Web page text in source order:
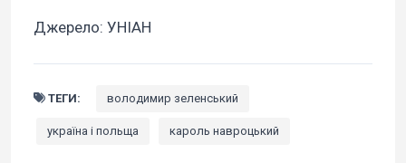
Джерело: УНІАН
ТЕГИ: володимир зеленський
україна і польща кароль навроцький